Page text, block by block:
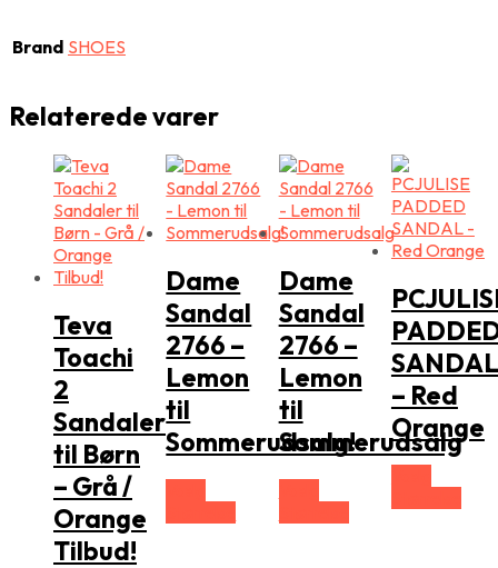
Brand SHOES
Relaterede varer
Teva
Toachi
2
Sandaler
til Børn
– Grå /
Orange
Tilbud!
Dame
Sandal
2766 –
Lemon
til
Sommerudsalg!
Dame
Sandal
2766 –
Lemon
til
Sommerudsalg
SANDAL
– Red
Orange